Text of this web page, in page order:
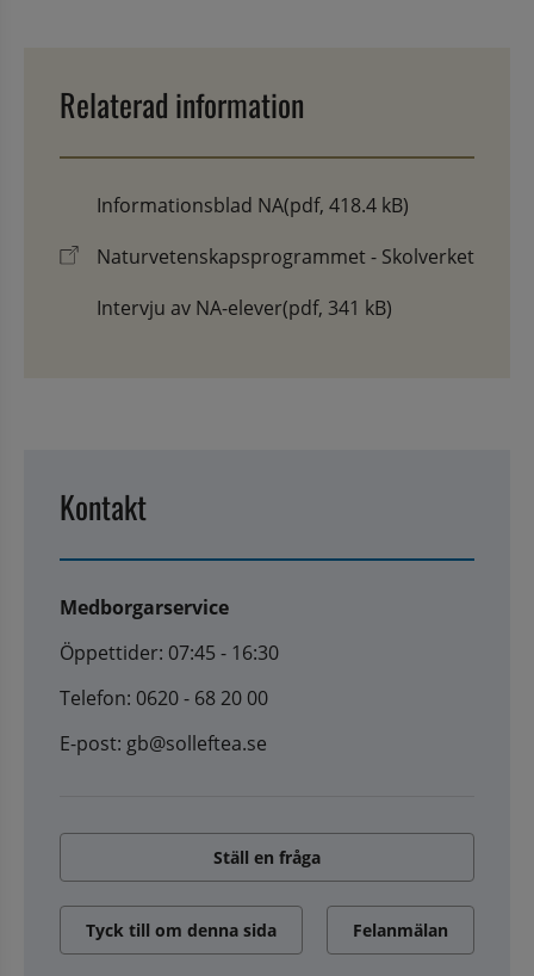
Relaterad information
Informationsblad NA(pdf, 418.4 kB)
Naturvetenskapsprogrammet - Skolverket
Intervju av NA-elever(pdf, 341 kB)
Kontakt
Medborgarservice
Öppettider: 07:45 - 16:30
Telefon: 0620 - 68 20 00
E-post: gb@solleftea.se
Ställ en fråga
Tyck till om denna sida Felanmälan